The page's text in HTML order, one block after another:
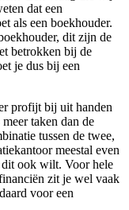
dat een
als een boekhouder.
dit zijn de
betrokken bij de
je dus bij een
profijt bij uit handen
taken dan de
tussen de twee,
meestal even
dit ook wilt. Voor hele
zit je wel vaak
voor een